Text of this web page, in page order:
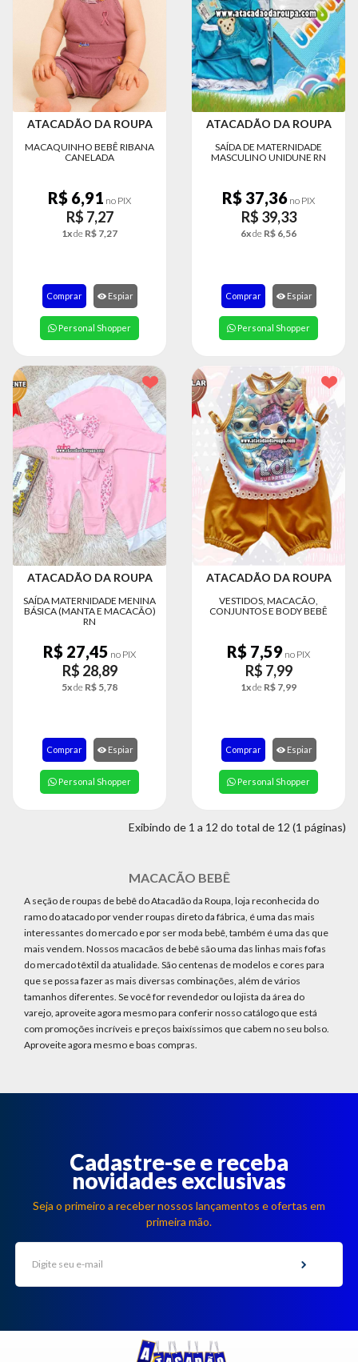
ATACADÃO DA ROUPA
MACAQUINHO BEBÊ RIBANA
CANELADA
R$ 6,91 no PIX
R$ 7,27
1xde R$ 7,27
Comprar Espiar
Personal Shopper
ATACADÃO DA ROUPA
SAÍDA DE MATERNIDADE
MASCULINO UNIDUNE RN
R$ 37,36 no PIX
R$ 39,33
6xde R$ 6,56
Comprar Espiar
Personal Shopper
ATACADÃO DA ROUPA
SAÍDA MATERNIDADE MENINA
BÁSICA (MANTA E MACACÃO)
RN
R$ 27,45 no PIX
R$ 28,89
5xde R$ 5,78
Comprar Espiar
Personal Shopper
ATACADÃO DA ROUPA
VESTIDOS, MACACÃO,
CONJUNTOS E BODY BEBÊ
R$ 7,59 no PIX
R$ 7,99
1xde R$ 7,99
Comprar Espiar
Personal Shopper
Exibindo de 1 a 12 do total de 12 (1 páginas)
MACACÃO BEBÊ
A seção de roupas de bebê do Atacadão da Roupa, loja reconhecida do
ramo do atacado por vender roupas direto da fábrica, é uma das mais
interessantes do mercado e por ser moda bebê, também é uma das que
mais vendem. Nossos macacãos de bebê são uma das linhas mais fofas
do mercado têxtil da atualidade. São centenas de modelos e cores para
que se possa fazer as mais diversas combinações, além de vários
tamanhos diferentes. Se você for revendedor ou lojista da área do
varejo, aproveite agora mesmo para conferir nosso catálogo que está
com promoções incríveis e preços baixíssimos que cabem no seu bolso.
Aproveite agora mesmo e boas compras.
Cadastre-se e receba
novidades exclusivas
Seja o primeiro a receber nossos lançamentos e ofertas em
primeira mão.